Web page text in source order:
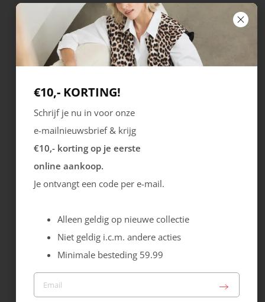
Ecco
City Stride
119.99 149.99
€10,- KORTING!
Schrijf je nu in voor onze
e-mailnieuwsbrief & krijg
€10,- korting op je eerste
online aankoop.
Je ontvangt een code per e-mail.
Alleen geldig op nieuwe collectie
Niet geldig i.c.m. andere acties
Minimale besteding 59.99